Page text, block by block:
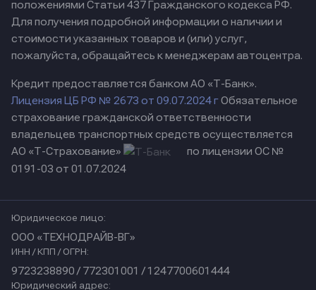
положениями Статьи 437 Гражданского кодекса РФ.
Для получения подробной информации о наличии и
стоимости указанных товаров и (или) услуг,
пожалуйста, обращайтесь к менеджерам автоцентра.
Кредит предоставляется банком АО «Т-Банк».
Лицензия ЦБ РФ № 2673 от 09.07.2024 гОбязательное
страхование гражданской ответственности
владельцев транспортных средств осуществляется
АО «Т-Страхование»
по лицензии ОС №
0191-03 от 01.07.2024
Юридическое лицо:
ООО «ТЕХНОДРАЙВ-ВГ»
ИНН / КПП / ОГРН:
9723238890 / 772301001 / 1247700601444
Юридический адрес: